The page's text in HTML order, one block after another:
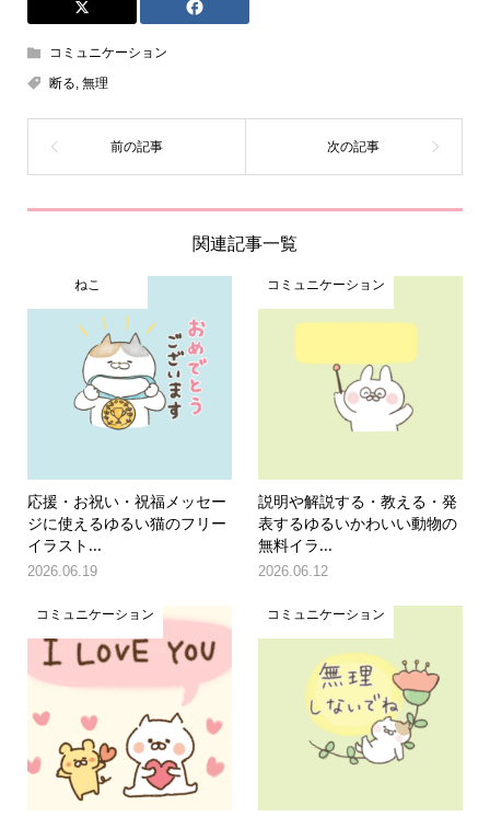
コミュニケーション
断る 無理
関連記事一覧
ねこ
応援・お祝い・祝福メッセー
ジに使えるゆるい猫のフリー
イラスト...
2026.06.19
コミュニケーション
説明や解説する・教える・発
表するゆるいかわいい動物の
無料イラ...
2026.06.12
コミュニケーション コミュニケーション